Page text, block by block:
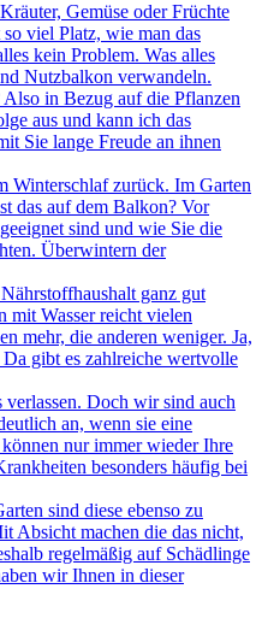
Gemüse oder Früchte
viel Platz, wie man das
kein Problem. Was alles
Nutzbalkon verwandeln.
in Bezug auf die Pflanzen
aus und kann ich das
Sie lange Freude an ihnen
Winterschlaf zurück. Im Garten
das auf dem Balkon? Vor
sind und wie Sie die
Überwintern der
ganz gut
mit Wasser reicht vielen
mehr, die anderen weniger. Ja,
gibt es zahlreiche wertvolle
Doch wir sind auch
an, wenn sie eine
nur immer wieder Ihre
besonders häufig bei
sind diese ebenso zu
Absicht machen die das nicht,
regelmäßig auf Schädlinge
wir Ihnen in dieser